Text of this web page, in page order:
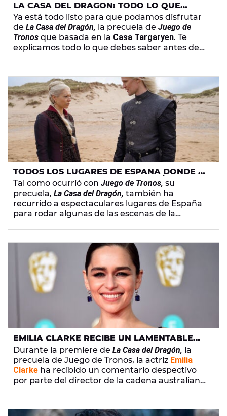
LA CASA DEL DRAGÓN: TODO LO QUE
DEBES SABER DE SU HISTORIA Y SUS
PERSONAJES
Ya está todo listo para que podamos disfrutar
de La Casa del Dragón, la precuela de Juego de
Tronos que basada en la Casa Targaryen. Te
explicamos todo lo que debes saber antes de
TODOS LOS LUGARES DE ESPAÑA DONDE SE
HA RODADO 'LA CASA DEL DRAGÓN'
Tal como ocurrió con Juego de Tronos, su
precuela, La Casa del Dragón, también ha
recurrido a espectaculares lugares de España
para rodar algunas de las escenas de la
EMILIA CLARKE RECIBE UN LAMENTABLE
COMENTARIO DESPECTIVO EN LA PREMIERE
DE 'LA CASA DEL DRAGÓN'
Durante la premiere de La Casa del Dragón, la
precuela de Juego de Tronos, la actriz Emilia
Clarke ha recibido un comentario despectivo
por parte del director de la cadena australiana